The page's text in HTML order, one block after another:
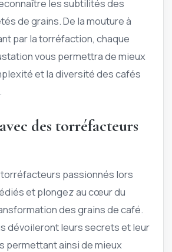
les subtilités des
de grains. De la mouture à
par la torréfaction, chaque
vous permettra de mieux
et la diversité des cafés
des torréfacteurs
passionnés lors
et plongez au cœur du
des grains de café.
dévoileront leurs secrets et leur
permettant ainsi de mieux